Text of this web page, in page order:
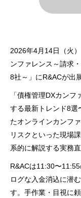
2026年4月14日（火
ンファレンス～請求
8社～」にR&ACが出
「債権管理DXカン
する最新トレンド8選
たオンラインカンフ
リスクといった現場
系的に解説する実務
R&ACは11:30〜
ログな入金消込に潜
す。手作業・目視に